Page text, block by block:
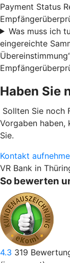
Payment Status
Was muss ich
eingereichte
Haben Sie
Sollten Sie noch
Vorgaben haben,
Sie.
Kontakt
VR Bank in
So bewerten
4.3 319